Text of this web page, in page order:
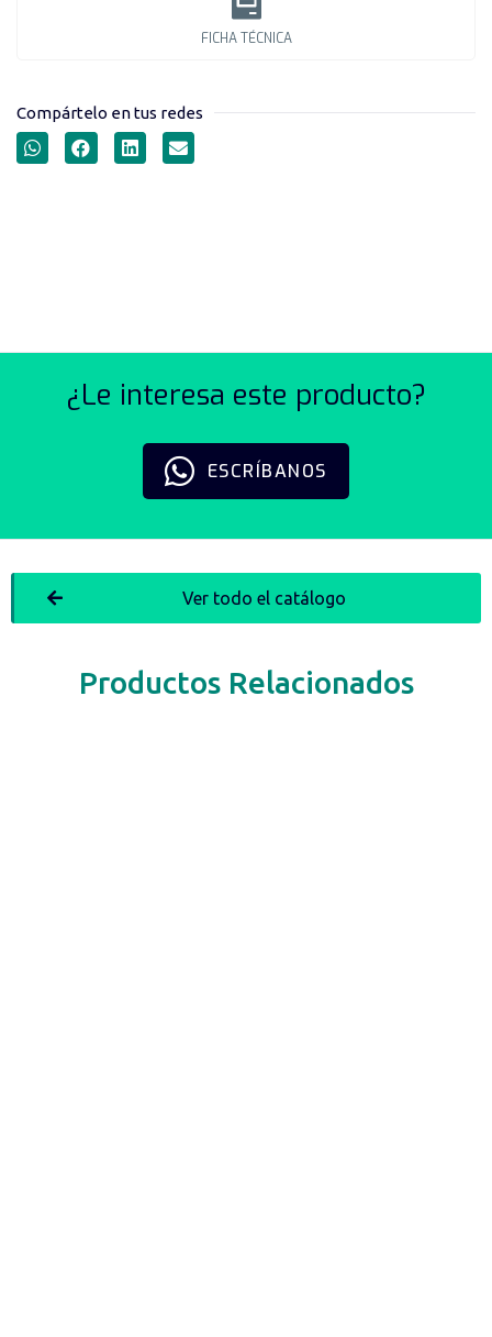
FICHA TÉCNICA
Compártelo en tus redes
¿Le interesa este producto?
ESCRÍBANOS
Productos Relacionados
Ver todo el catálogo